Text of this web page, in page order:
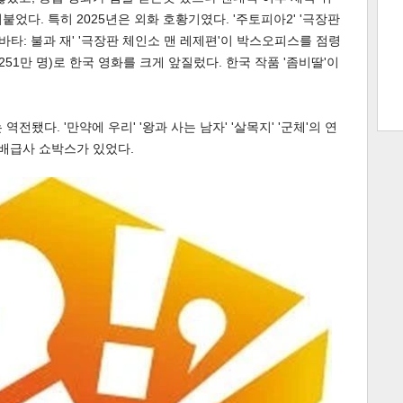
었다. 특히 2025년은 외화 호황기였다. '주토피아2' '극장판
타: 불과 재' '극장판 체인소 맨 레제편'이 박스오피스를 점령
만 명)로 한국 영화를 크게 앞질렀다. 한국 작품 '좀비딸'이
전됐다. '만약에 우리' '왕과 사는 남자' '살목지' '군체'의 연
급사 쇼박스가 있었다.